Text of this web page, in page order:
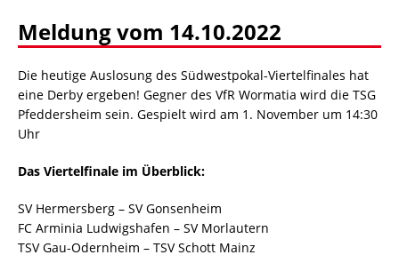
Meldung vom 14.10.2022
Die heutige Auslosung des Südwestpokal-Viertelfinales hat
eine Derby ergeben! Gegner des VfR Wormatia wird die TSG
Pfeddersheim sein. Gespielt wird am 1. November um 14:30
Uhr
Das Viertelfinale im Überblick:
SV Hermersberg – SV Gonsenheim
FC Arminia Ludwigshafen – SV Morlautern
TSV Gau-Odernheim – TSV Schott Mainz